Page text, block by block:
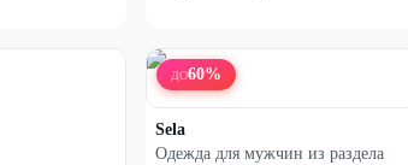
ДО60%
Sela
Одежда для мужчин из раздела